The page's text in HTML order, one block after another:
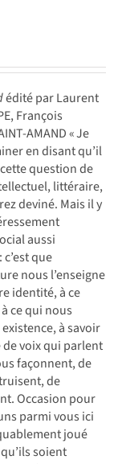
édité par Laurent
François
AMAND « Je
en disant qu’il
question de
littéraire,
deviné. Mais il y
aussi
que
nous l’enseigne
identité, à ce
ce qui nous
à savoir
voix qui parlent
façonnent, de
de
Occasion pour
parmi vous ici
joué
soient